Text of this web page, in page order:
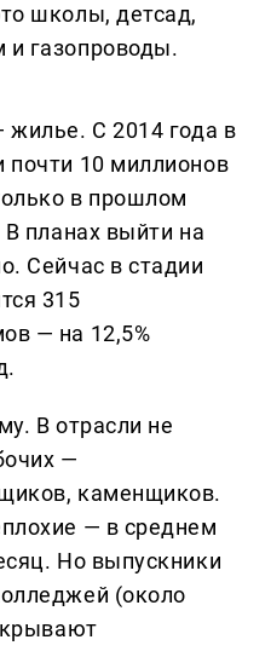
школы, детсад,
и газопроводы.
жилье. С 2014 года в
почти 10 миллионов
в прошлом
планах выйти на
Сейчас в стадии
315
— на 12,5%
В отрасли не
—
каменщиков.
— в среднем
Но выпускники
(около